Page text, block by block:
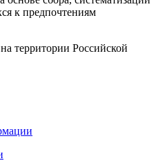
к предпочтениям
территории Российской